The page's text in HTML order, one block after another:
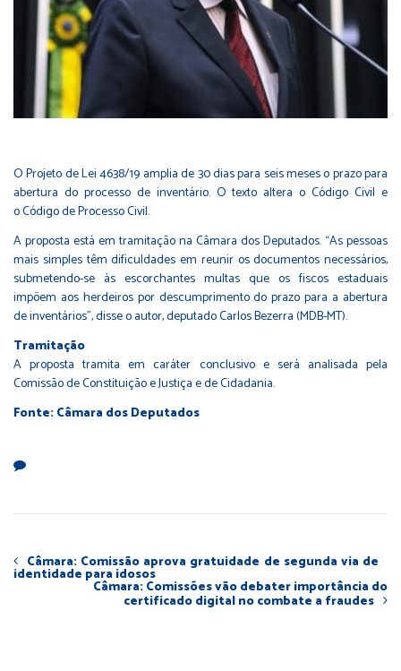
O Projeto de Lei 4638/19 amplia de 30 dias para seis meses o prazo para
abertura do processo de inventário. O texto altera oCódigo Civil e
oCódigo de Processo Civil.
A proposta está em tramitação na Câmara dos Deputados. “As pessoas
mais simples têm dificuldades em reunir os documentos necessários,
submetendo-se às escorchantes multas que os fiscos estaduais
impõem aos herdeiros por descumprimento do prazo para a abertura
de inventários”, disse o autor, deputadoCarlos Bezerra (MDB-MT).
Tramitação
A proposta tramita em caráter conclusivo e será analisada pela
Comissão de Constituição e Justiça e de Cidadania.
Fonte: Câmara dos Deputados
Câmara: Comissão aprova gratuidade de segunda via de
identidade para idosos
Câmara: Comissões vão debater importância do
certificado digital no combate a fraudes